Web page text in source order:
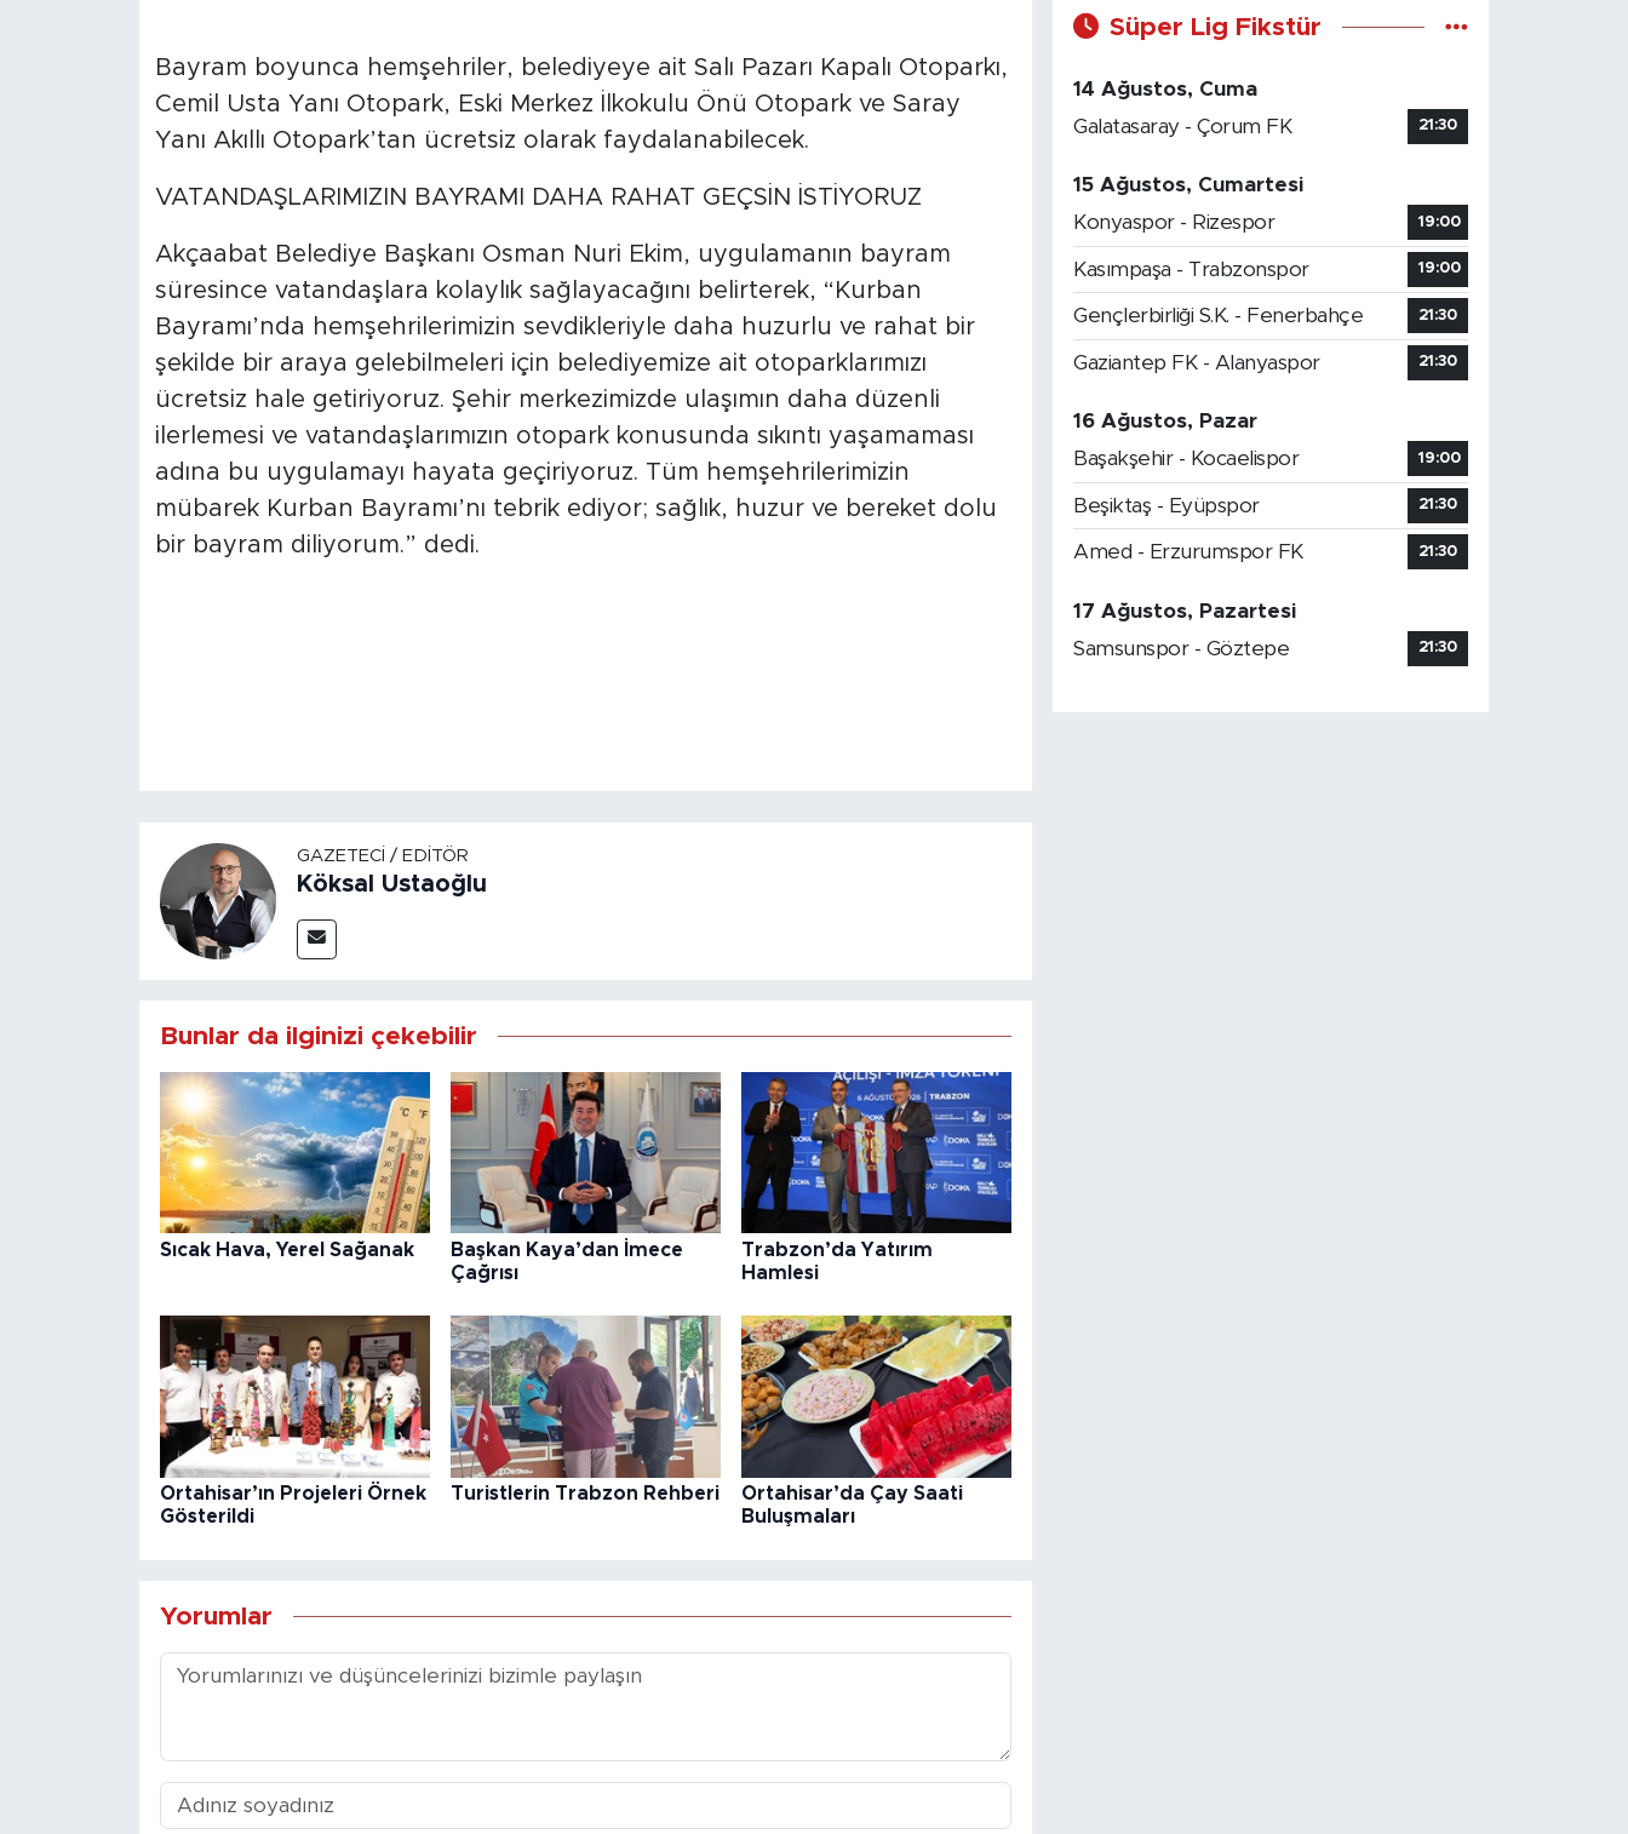
Bayram boyunca hemşehriler, belediyeye ait Salı Pazarı Kapalı Otoparkı,
Cemil Usta Yanı Otopark, Eski Merkez İlkokulu Önü Otopark ve Saray
Yanı Akıllı Otopark’tan ücretsiz olarak faydalanabilecek.
VATANDAŞLARIMIZIN BAYRAMI DAHA RAHAT GEÇSİN İSTİYORUZ
Akçaabat Belediye Başkanı Osman Nuri Ekim, uygulamanın bayram
süresince vatandaşlara kolaylık sağlayacağını belirterek, “Kurban
Bayramı’nda hemşehrilerimizin sevdikleriyle daha huzurlu ve rahat bir
şekilde bir araya gelebilmeleri için belediyemize ait otoparklarımızı
ücretsiz hale getiriyoruz. Şehir merkezimizde ulaşımın daha düzenli
ilerlemesi ve vatandaşlarımızın otopark konusunda sıkıntı yaşamaması
adına bu uygulamayı hayata geçiriyoruz. Tüm hemşehrilerimizin
mübarek Kurban Bayramı’nı tebrik ediyor; sağlık, huzur ve bereket dolu
bir bayram diliyorum.” dedi.
GAZETECI / EDITÖR
Köksal Ustaoğlu
Bunlar da ilginizi çekebilir
Sıcak Hava, Yerel Sağanak
Başkan Kaya’dan İmece
Çağrısı
Trabzon’da Yatırım
Hamlesi
Ortahisar’ın Projeleri Örnek
Gösterildi
Turistlerin Trabzon Rehberi
Ortahisar’da Çay Saati
Buluşmaları
Yorumlar
Süper Lig Fikstür
14 Ağustos, Cuma
Galatasaray - Çorum FK
21:30
15 Ağustos, Cumartesi
Konyaspor - Rizespor
19:00
Kasımpaşa - Trabzonspor 19:00
Gençlerbirliği S.K. - Fenerbahçe 21:30
Gaziantep FK - Alanyaspor 21:30
16 Ağustos, Pazar
Başakşehir - Kocaelispor
19:00
Beşiktaş - Eyüpspor 21:30
Amed - Erzurumspor FK 21:30
17 Ağustos, Pazartesi
Samsunspor - Göztepe
21:30